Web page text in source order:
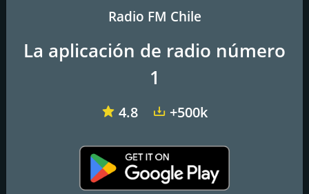
LATINO / CARIBEÑA
LOCAL
Radio FM Chile
La aplicación de radio número
1
4.8 +500k